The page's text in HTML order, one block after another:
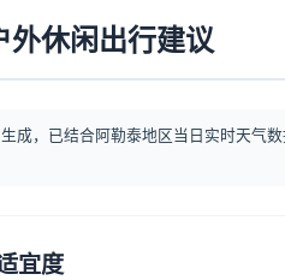
外休闲出行建议
成，已结合阿勒泰地区当日实时天气
宜度